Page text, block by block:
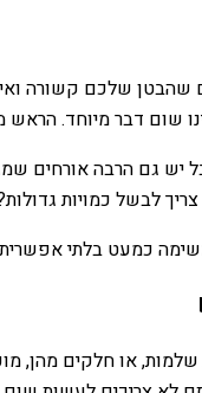
שלכם קשורה
שום דבר מיוחד.
גם הרבה אורחים
לבשל כמויות
כמעט בלתי אפשרית.
או חלקים מהן,